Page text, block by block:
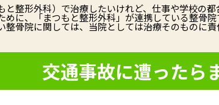
と整形外科）で治療したいけれど、仕事や学校の
めに、「まつもと整形外科」が連携している整骨
骨院に関しては、当院としては治療そのものに
交通事故に遭ったら